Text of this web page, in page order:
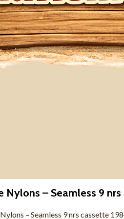
– Seamless 9 nrs cassette